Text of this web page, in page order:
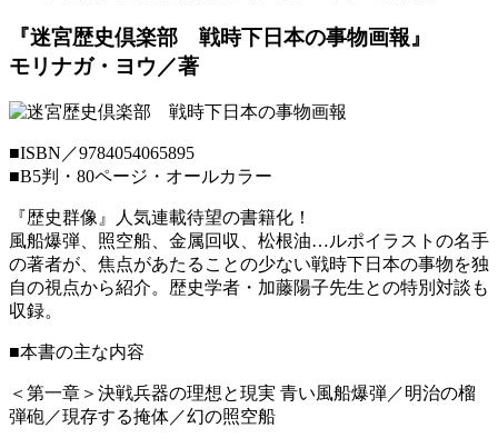
『迷宮歴史倶楽部 戦時下日本の事物画報』
モリナガ・ヨウ／著
■ISBN／9784054065895
■B5判・80ページ・オールカラー
『歴史群像』人気連載待望の書籍化！
風船爆弾、照空船、金属回収、松根油…ルポイラストの名手
の著者が、焦点があたることの少ない戦時下日本の事物を独
自の視点から紹介。歴史学者・加藤陽子先生との特別対談も
収録。
■本書の主な内容
＜第一章＞決戦兵器の理想と現実 青い風船爆弾／明治の榴
弾砲／現存する掩体／幻の照空船